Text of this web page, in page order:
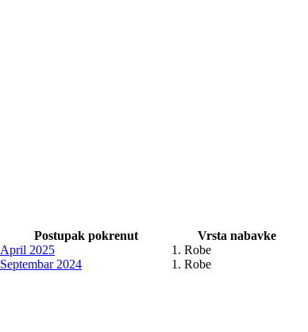
Postupak pokrenut
Vrsta nabavke
April 2025
1. Robe
Septembar 2024
1. Robe